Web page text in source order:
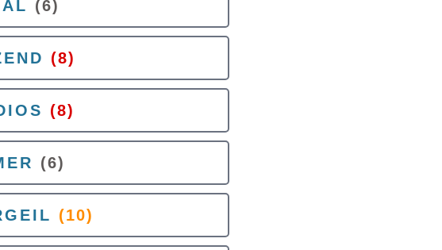
(6)
(8)
(8)
(6)
(10)